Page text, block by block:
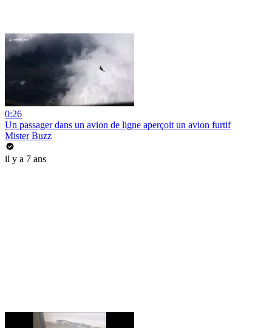
0:26
Un passager dans un avion de ligne aperçoit un avion furtif
Mister Buzz
il y a 7 ans